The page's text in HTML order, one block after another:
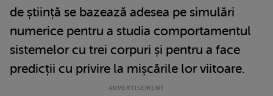
de știință se bazează adesea pe simulări
numerice pentru a studia comportamentul
sistemelor cu trei corpuri și pentru a face
predicții cu privire la mișcările lor viitoare.